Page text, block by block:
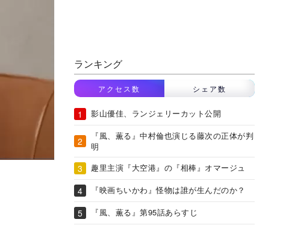
ランキング
アクセス数 シェア数
影山優佳、ランジェリーカット公開
『風、薫る』中村倫也演じる藤次の正体が判
明
趣里主演『大空港』の『相棒』オマージュ
『映画ちいかわ』怪物は誰が生んだのか？
『風、薫る』第95話あらすじ